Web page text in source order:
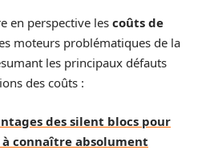
en perspective les coûts de
moteurs problématiques de la
les principaux défauts
des coûts :
des silent blocs pour
connaître absolument